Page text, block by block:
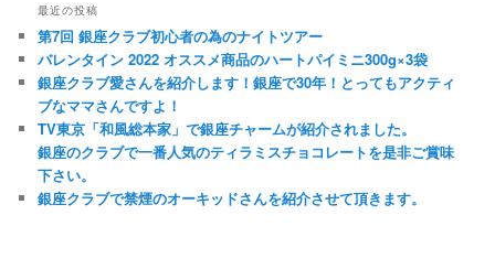
最近の投稿
第7回 銀座クラブ初心者の為のナイトツアー
バレンタイン 2022 オススメ商品のハートパイミニ300g×3袋
銀座クラブ愛さんを紹介します！銀座で30年！とってもアクティ
ブなママさんですよ！
TV東京「和風総本家」で銀座チャームが紹介されました。
銀座のクラブで一番人気のティラミスチョコレートを是非ご賞味
下さい。
銀座クラブで禁煙のオーキッドさんを紹介させて頂きます。